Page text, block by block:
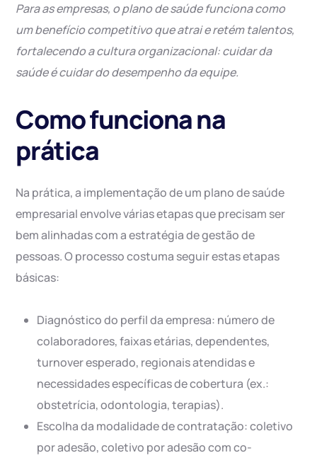
Para as empresas, o plano de saúde funciona como
um benefício competitivo que atrai e retém talentos,
fortalecendo a cultura organizacional: cuidar da
saúde é cuidar do desempenho da equipe.
Como funciona na
prática
Na prática, a implementação de um plano de saúde
empresarial envolve várias etapas que precisam ser
bem alinhadas com a estratégia de gestão de
pessoas. O processo costuma seguir estas etapas
básicas:
Diagnóstico do perfil da empresa: número de
colaboradores, faixas etárias, dependentes,
turnover esperado, regionais atendidas e
necessidades específicas de cobertura (ex.:
obstetrícia, odontologia, terapias).
Escolha da modalidade de contratação: coletivo
por adesão, coletivo por adesão com co-